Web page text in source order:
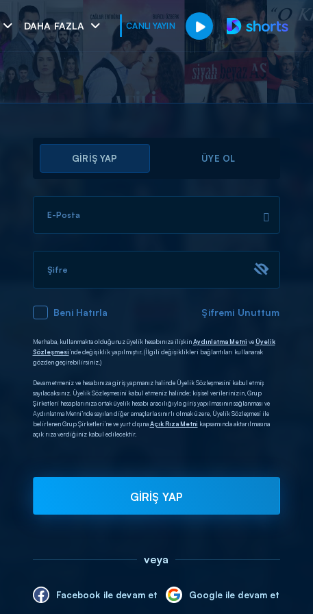
DAHA FAZLA CANLI YAYIN
GİRİŞ YAP ÜYE OL
E-Posta
Şifre
Beni Hatırla Şifremi Unuttum
Merhaba, kullanmakta olduğunuz üyelik hesabınıza ilişkinAydınlatma Metni veÜyelik
Sözleşmesi’nde değişiklik yapılmıştır. (İlgili değişiklikleri bağlantıları kullanarak
gözden geçirebilirsiniz.)
Devam etmeniz ve hesabınıza giriş yapmanız halinde Üyelik Sözleşmesini kabul etmiş
sayılacaksınız. Üyelik Sözleşmesini kabul etmeniz halinde; kişisel verilerinizin, Grup
Şirketleri hesaplarınıza ortak üyelik hesabı aracılığıyla giriş yapılmasının sağlanması ve
Aydınlatma Metni’nde sayılan diğer amaçlarla sınırlı olmak üzere, Üyelik Sözleşmesi ile
belirlenen Grup Şirketleri’ne ve yurt dışınaAçık Rıza Metni kapsamında aktarılmasına
açık rıza verdiğiniz kabul edilecektir.
GİRİŞ YAP
veya
Facebook ile devam et Google ile devam et